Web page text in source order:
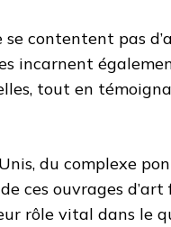
contentent pas
incarnent
tout en
du complexe
ces ouvrages
rôle vital dans le